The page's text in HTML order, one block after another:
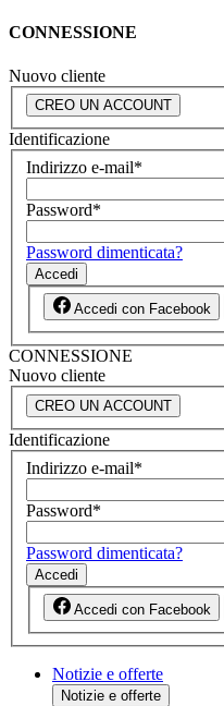
CONNESSIONE
Nuovo cliente
CREO UN ACCOUNT
Identificazione
Indirizzo e-mail*
Password*
Password dimenticata?
Accedi
Accedi con Facebook
CONNESSIONE
Nuovo cliente
CREO UN ACCOUNT
Identificazione
Indirizzo e-mail*
Password*
Password dimenticata?
Accedi
Accedi con Facebook
Notizie e offerte
Notizie e offerte